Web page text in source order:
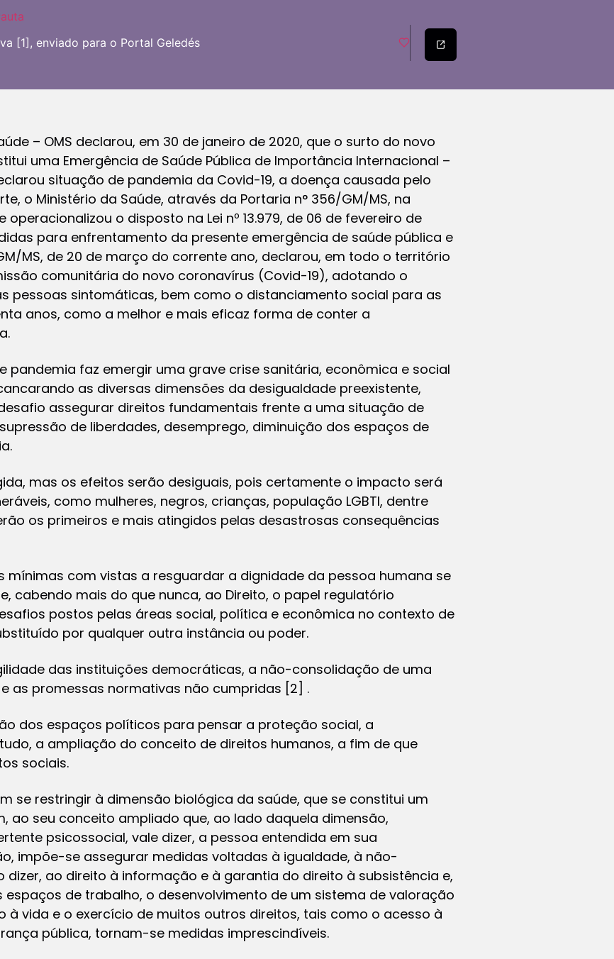
[1], enviado para o Portal Geledés
– OMS declarou, em 30 de janeiro de 2020, que o surto do novo
uma Emergência de Saúde Pública de Importância Internacional –
situação de pandemia da Covid-19, a doença causada pelo
o Ministério da Saúde, através da Portaria n° 356/GM/MS, na
o disposto na Lei nº 13.979, de 06 de fevereiro de
para enfrentamento da presente emergência de saúde pública e
MS, de 20 de março do corrente ano, declarou, em todo o território
comunitária do novo coronavírus (Covid-19), adotando o
pessoas sintomáticas, bem como o distanciamento social para as
anos, como a melhor e mais eficaz forma de conter a
pandemia faz emergir uma grave crise sanitária, econômica e social
as diversas dimensões da desigualdade preexistente,
assegurar direitos fundamentais frente a uma situação de
de liberdades, desemprego, diminuição dos espaços de
mas os efeitos serão desiguais, pois certamente o impacto será
como mulheres, negros, crianças, população LGBTI, dentre
os primeiros e mais atingidos pelas desastrosas consequências
mínimas com vistas a resguardar a dignidade da pessoa humana se
cabendo mais do que nunca, ao Direito, o papel regulatório
postos pelas áreas social, política e econômica no contexto de
por qualquer outra instância ou poder.
das instituições democráticas, a não-consolidação de uma
as promessas normativas não cumpridas [2] .
dos espaços políticos para pensar a proteção social, a
a ampliação do conceito de direitos humanos, a fim de que
sociais.
se restringir à dimensão biológica da saúde, que se constitui um
ao seu conceito ampliado que, ao lado daquela dimensão,
psicossocial, vale dizer, a pessoa entendida em sua
impõe-se assegurar medidas voltadas à igualdade, à não-
dizer, ao direito à informação e à garantia do direito à subsistência e,
de trabalho, o desenvolvimento de um sistema de valoração
à vida e o exercício de muitos outros direitos, tais como o acesso à
pública, tornam-se medidas imprescindíveis.